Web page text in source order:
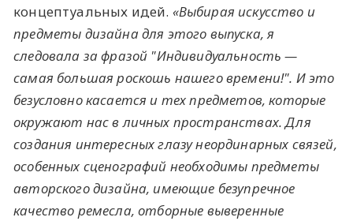
концептуальных идей. «Выбирая искусство и
предметы дизайна для этого выпуска, я
следовала за фразой "Индивидуальность —
самая большая роскошь нашего времени!". И это
безусловно касается и тех предметов, которые
окружают нас в личных пространствах. Для
создания интересных глазу неординарных связей,
особенных сценографий необходимы предметы
авторского дизайна, имеющие безупречное
качество ремесла, отборные выверенные